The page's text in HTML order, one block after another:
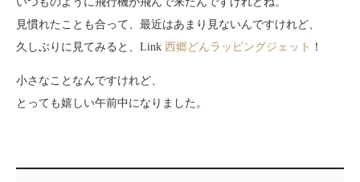
見慣れたことも合って、最近はあまり見ないんですけれど、
久しぶりに見てみると、Link 西郷どんラッピングジェット ！
小さなことなんですけれど、
とっても嬉しい午前中になりました。